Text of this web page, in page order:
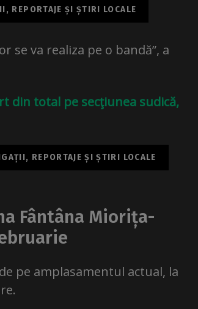
REPORTAJE ȘI ȘTIRI LOCALE
se va realiza pe o bandă”, a
din total pe secţiunea sudică,
REPORTAJE ȘI ȘTIRI LOCALE
Fântâna Miorița-
pe amplasamentul actual, la